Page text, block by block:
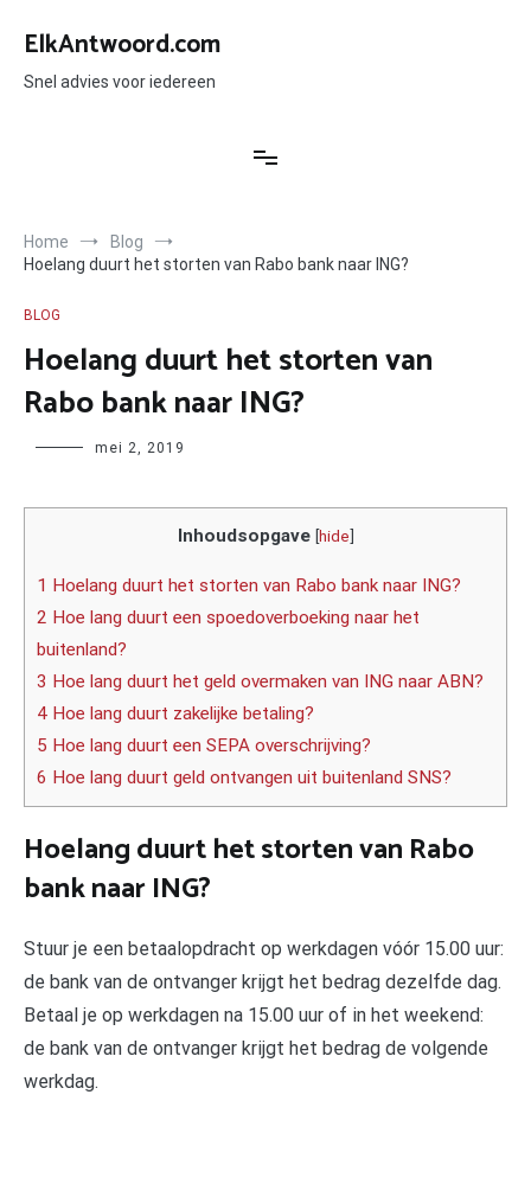
naar
inhoud
ElkAntwoord.com
Snel advies voor iedereen
Home
Blog
Hoelang duurt het storten van Rabo bank naar ING?
BLOG
Hoelang duurt het storten van
Rabo bank naar ING?
Author mei 2, 2019
Inhoudsopgave [hide]
1 Hoelang duurt het storten van Rabo bank naar ING?
2 Hoe lang duurt een spoedoverboeking naar het
buitenland?
3 Hoe lang duurt het geld overmaken van ING naar ABN?
4 Hoe lang duurt zakelijke betaling?
5 Hoe lang duurt een SEPA overschrijving?
6 Hoe lang duurt geld ontvangen uit buitenland SNS?
Hoelang duurt het storten van Rabo
bank naar ING?
Stuur je een betaalopdracht op werkdagen vóór 15.00 uur:
de bank van de ontvanger krijgt het bedrag dezelfde dag.
Betaal je op werkdagen na 15.00 uur of in het weekend:
de bank van de ontvanger krijgt het bedrag de volgende
werkdag.